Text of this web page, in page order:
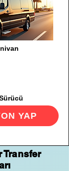
YAP
Transfer